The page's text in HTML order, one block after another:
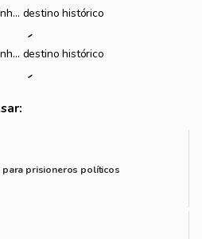
para prisioneros políticos